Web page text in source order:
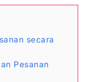
secara
Pesanan